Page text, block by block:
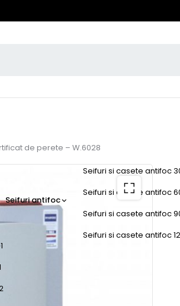
Seifuri antifoc
Seifuri si casete antifoc
Seifuri si casete antifoc
Seifuri si casete antifoc
Seifuri si casete antifoc
de perete – W.6028